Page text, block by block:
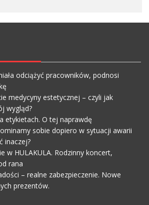
odciążyć pracowników, podnosi
medycyny estetycznej – czyli jak
wygląd?
etykietach. O tej naprawdę
sobie dopiero w sytuacji awarii
inaczej?
w HULAKULA. Rodzinny koncert,
rana
– realne zabezpieczenie. Nowe
prezentów.